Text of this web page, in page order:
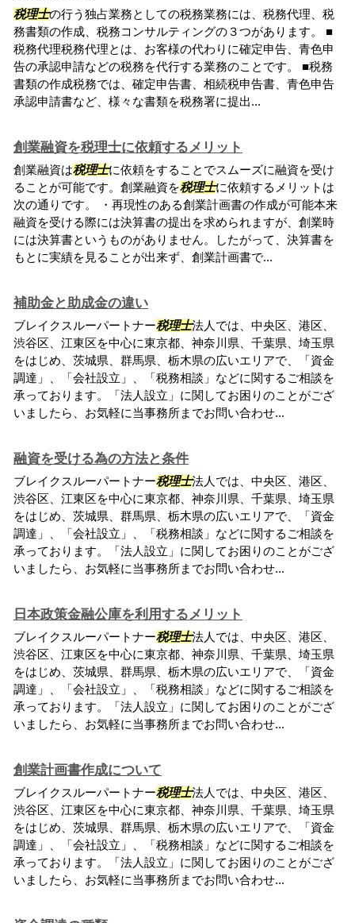
税理士の行う独占業務としての税務業務には、税務代理、税
務書類の作成、税務コンサルティングの３つがあります。 ■
税務代理税務代理とは、お客様の代わりに確定申告、青色申
告の承認申請などの税務を代行する業務のことです。 ■税務
書類の作成税務では、確定申告書、相続税申告書、青色申告
承認申請書など、様々な書類を税務署に提出...
創業融資を税理士に依頼するメリット
創業融資は税理士に依頼をすることでスムーズに融資を受け
ることが可能です。創業融資を税理士に依頼するメリットは
次の通りです。 ・再現性のある創業計画書の作成が可能本来
融資を受ける際には決算書の提出を求められますが、創業時
には決算書というものがありません。したがって、決算書を
もとに実績を見ることが出来ず、創業計画書で...
補助金と助成金の違い
ブレイクスルーパートナー税理士法人では、中央区、港区、
渋谷区、江東区を中心に東京都、神奈川県、千葉県、埼玉県
をはじめ、茨城県、群馬県、栃木県の広いエリアで、「資金
調達」、「会社設立」、「税務相談」などに関するご相談を
承っております。「法人設立」に関してお困りのことがござ
いましたら、お気軽に当事務所までお問い合わせ...
融資を受ける為の方法と条件
ブレイクスルーパートナー税理士法人では、中央区、港区、
渋谷区、江東区を中心に東京都、神奈川県、千葉県、埼玉県
をはじめ、茨城県、群馬県、栃木県の広いエリアで、「資金
調達」、「会社設立」、「税務相談」などに関するご相談を
承っております。「法人設立」に関してお困りのことがござ
いましたら、お気軽に当事務所までお問い合わせ...
日本政策金融公庫を利用するメリット
ブレイクスルーパートナー税理士法人では、中央区、港区、
渋谷区、江東区を中心に東京都、神奈川県、千葉県、埼玉県
をはじめ、茨城県、群馬県、栃木県の広いエリアで、「資金
調達」、「会社設立」、「税務相談」などに関するご相談を
承っております。「法人設立」に関してお困りのことがござ
いましたら、お気軽に当事務所までお問い合わせ...
創業計画書作成について
ブレイクスルーパートナー税理士法人では、中央区、港区、
渋谷区、江東区を中心に東京都、神奈川県、千葉県、埼玉県
をはじめ、茨城県、群馬県、栃木県の広いエリアで、「資金
調達」、「会社設立」、「税務相談」などに関するご相談を
承っております。「法人設立」に関してお困りのことがござ
いましたら、お気軽に当事務所までお問い合わせ...